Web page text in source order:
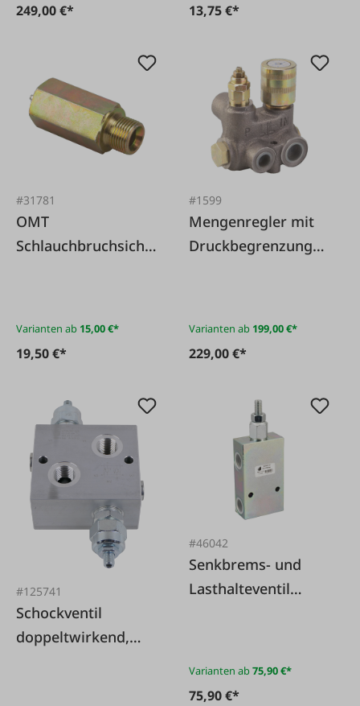
249,00 €* 13,75 €*
#31781
OMT
Schlauchbruchsiche
Varianten ab 15,00 €*
19,50 €*
#1599
Mengenregler mit
Druckbegrenzungsv
Varianten ab 199,00 €*
229,00 €*
#125741
Schockventil
doppeltwirkend,
#46042
Senkbrems- und
Lasthalteventil
Varianten ab75,90 €*
75,90 €*